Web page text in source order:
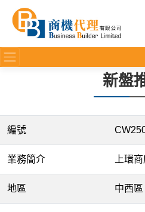
新盤
編號
業務簡介 上環
地區 中西區